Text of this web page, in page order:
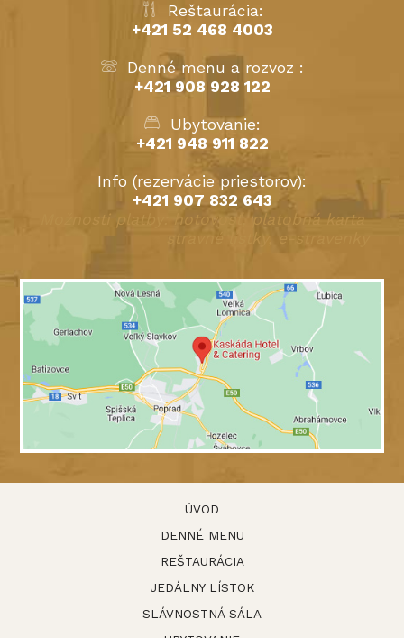
Reštaurácia:
+421 52 468 4003
Denné menu a rozvoz :
+421 908 928 122
Ubytovanie:
+421 948 911 822
Info (rezervácie priestorov):
+421 907 832 643
Možnosti platby: hotovosť, platobná karta
stravné lístky, e-stravenky
ÚVOD
DENNÉ MENU
REŠTAURÁCIA
JEDÁLNY LÍSTOK
SLÁVNOSTNÁ SÁLA